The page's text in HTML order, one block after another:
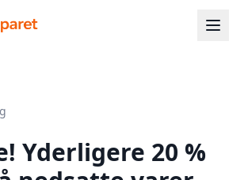
Yderligere 20 %